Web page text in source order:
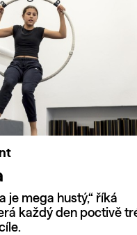
je mega hustý,“ říká
každý den poctivě